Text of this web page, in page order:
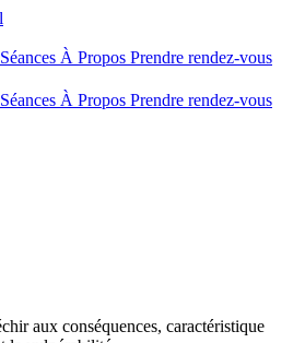
Séances À Propos Prendre rendez-vous
Séances À Propos Prendre rendez-vous
aux conséquences, caractéristique